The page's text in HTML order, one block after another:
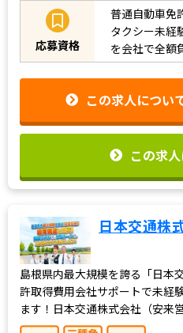
応募資格
普通自動車免
タクシー未経
を会社で全額
この求人につい
この求
日本交通株
島根県内最大規模を誇る「日本
許取得費用会社サポートで未経
ます！日本交通株式会社（安来